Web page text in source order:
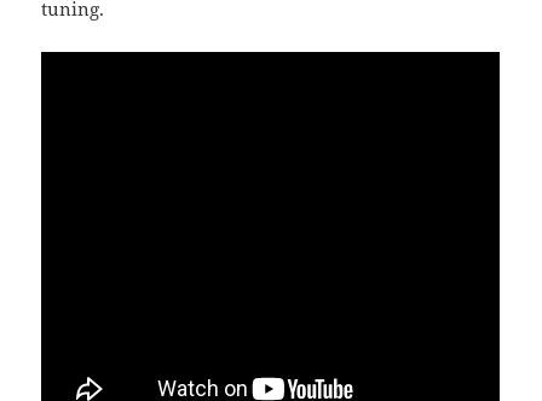
tuning.